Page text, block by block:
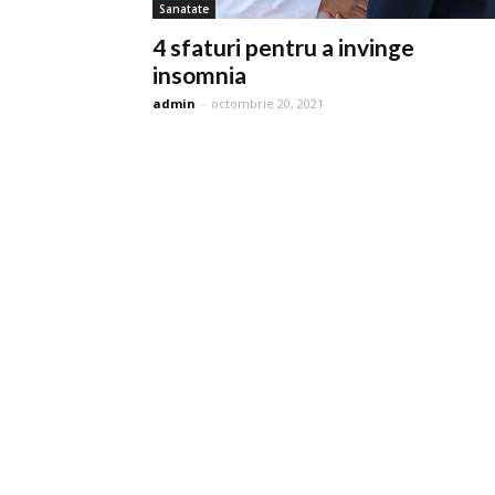
Sanatate
4 sfaturi pentru a invinge
insomnia
admin - octombrie 20, 2021